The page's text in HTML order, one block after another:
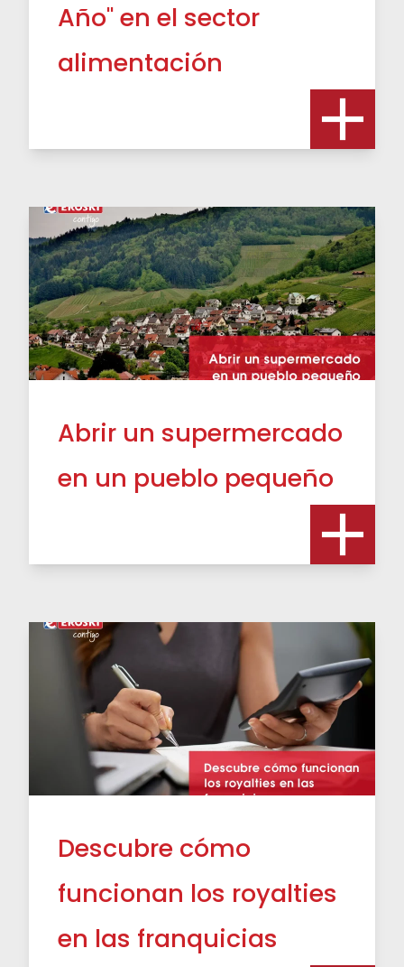
Año" en el sector
alimentación
Abrir un supermercado
en un pueblo pequeño
Descubre cómo
funcionan los royalties
en las franquicias